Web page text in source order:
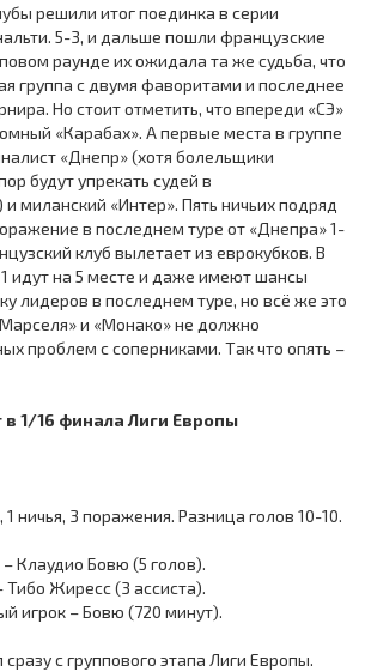
решили итог поединка в серии
5-3, и дальше пошли французские
раунде их ожидала та же судьба, что
группа с двумя фаворитами и последнее
Но стоит отметить, что впереди «СЭ»
«Карабах». А первые места в группе
«Днепр» (хотя болельщики
будут упрекать судей в
миланский «Интер». Пять ничьих подряд
в последнем туре от «Днепра» 1-
клуб вылетает из еврокубков. В
идут на 5 месте и даже имеют шансы
лидеров в последнем туре, но всё же это
и «Монако» не должно
проблем с соперниками. Так что опять –
в 1/16 финала Лиги Европы
ничья, 3 поражения. Разница голов 10-10.
Клаудио Бовю (5 голов).
Тибо Жиресс (3 ассиста).
игрок – Бовю (720 минут).
сразу с группового этапа Лиги Европы.